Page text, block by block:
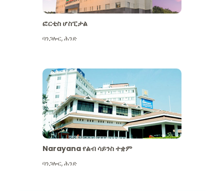
ፎርቲስ ሆስፒታል
ባንጋሎር,ሕንድ
Narayana የልብ ሳይንስ ተቋም
ባንጋሎር,ሕንድ